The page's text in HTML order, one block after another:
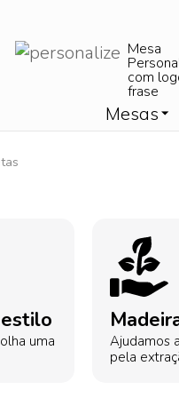
Mesa
com
frase
Mesas
uma
Ajudamos
pela